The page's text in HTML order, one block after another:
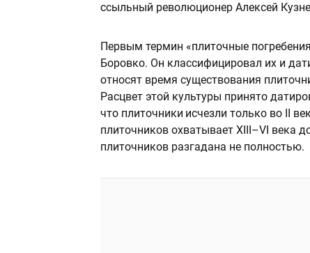
ссыльный революционер Алексей
Первым термин «плиточные
Боровко. Он классифицировал их и
относят время существования
Расцвет этой культуры принято
что плиточники исчезли только во II
плиточников охватывает XIII–VI века
плиточников разгадана не полностью.